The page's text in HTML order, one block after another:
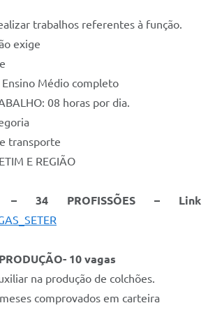
trabalhos referentes à função.
exige
Ensino Médio completo
08 horas por dia.
transporte
E REGIÃO
– 34 PROFISSÕES – Link
10 vagas
na produção de colchões.
meses comprovados em carteira